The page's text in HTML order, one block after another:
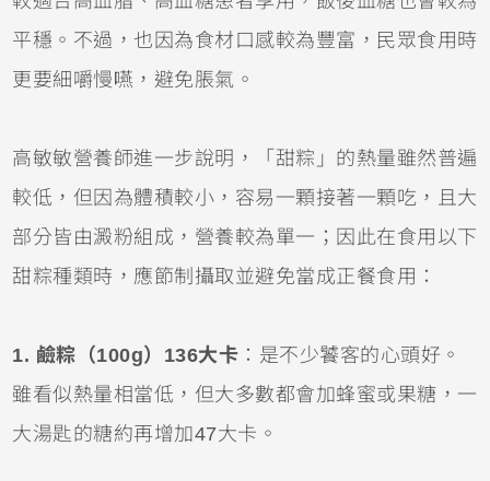
平穩。不過，也因為食材口感較為豐富，民眾食用時
更要細嚼慢嚥，避免脹氣。
高敏敏營養師進一步說明，「甜粽」的熱量雖然普遍
較低，但因為體積較小，容易一顆接著一顆吃，且大
部分皆由澱粉組成，營養較為單一；因此在食用以下
甜粽種類時，應節制攝取並避免當成正餐食用：
1. 鹼粽（100g）136大卡 ：是不少饕客的心頭好。
雖看似熱量相當低，但大多數都會加蜂蜜或果糖，一
大湯匙的糖約再增加47大卡。